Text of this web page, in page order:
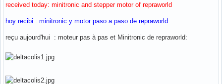
received today: minitronic and stepper motor of repraworld
hoy recibi : minitronic y motor paso a paso de repraworld
reçu aujourd'hui : moteur pas à pas et Minitronic de repraworld: